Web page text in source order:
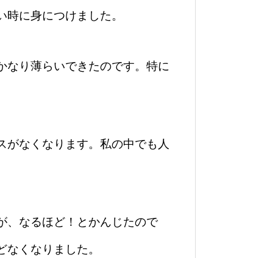
に身につけました。
なり薄らいできたのです。特に
がなくなります。私の中でも人
、なるほど！とかんじたので
くなりました。